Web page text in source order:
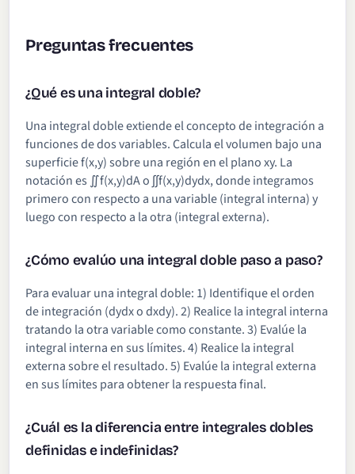
Preguntas frecuentes
¿Qué es una integral doble?
Una integral doble extiende el concepto de integración a
funciones de dos variables. Calcula el volumen bajo una
superficie f(x,y) sobre una región en el plano xy. La
notación es ∬f(x,y)dA o ∫∫f(x,y)dydx, donde integramos
primero con respecto a una variable (integral interna) y
luego con respecto a la otra (integral externa).
¿Cómo evalúo una integral doble paso a paso?
Para evaluar una integral doble: 1) Identifique el orden
de integración (dydx o dxdy). 2) Realice la integral interna
tratando la otra variable como constante. 3) Evalúe la
integral interna en sus límites. 4) Realice la integral
externa sobre el resultado. 5) Evalúe la integral externa
en sus límites para obtener la respuesta final.
¿Cuál es la diferencia entre integrales dobles
definidas e indefinidas?